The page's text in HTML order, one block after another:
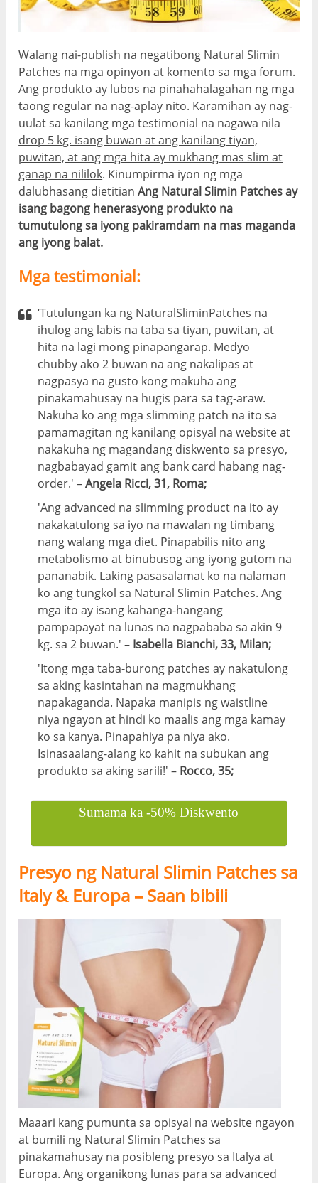
Walang nai-publish na negatibong Natural Slimin
Patches na mga opinyon at komento sa mga forum.
Ang produkto ay lubos na pinahahalagahan ng mga
taong regular na nag-aplay nito. Karamihan ay nag-
uulat sa kanilang mga testimonial na nagawa nila
drop 5 kg. isang buwan at ang kanilang tiyan,
puwitan, at ang mga hita ay mukhang mas slim at
ganap na nililok. Kinumpirma iyon ng mga
dalubhasang dietitianAng Natural Slimin Patches ay
isang bagong henerasyong produkto na
tumutulong sa iyong pakiramdam na mas maganda
ang iyong balat.
Mga testimonial:
‘Tutulungan ka ng NaturalSliminPatches na
ihulog ang labis na taba sa tiyan, puwitan, at
hita na lagi mong pinapangarap. Medyo
chubby ako 2 buwan na ang nakalipas at
nagpasya na gusto kong makuha ang
pinakamahusay na hugis para sa tag-araw.
Nakuha ko ang mga slimming patch na ito sa
pamamagitan ng kanilang opisyal na website at
nakakuha ng magandang diskwento sa presyo,
nagbabayad gamit ang bank card habang nag-
order.' –Angela Ricci, 31, Roma;
'Ang advanced na slimming product na ito ay
nakakatulong sa iyo na mawalan ng timbang
nang walang mga diet. Pinapabilis nito ang
metabolismo at binubusog ang iyong gutom na
pananabik. Laking pasasalamat ko na nalaman
ko ang tungkol sa Natural Slimin Patches. Ang
mga ito ay isang kahanga-hangang
pampapayat na lunas na nagpababa sa akin 9
kg. sa 2 buwan.' – Isabella Bianchi, 33, Milan;
'Itong mga taba-burong patches ay nakatulong
sa aking kasintahan na magmukhang
napakaganda. Napaka manipis ng waistline
niya ngayon at hindi ko maalis ang mga kamay
ko sa kanya. Pinapahiya pa niya ako.
Isinasaalang-alang ko kahit na subukan ang
produkto sa aking sarili!' – Rocco, 35;
Sumama ka -50% Diskwento
Presyo ng Natural Slimin Patches sa
Italy & Europa – Saan bibili
Maaari kang pumunta sa opisyal na website ngayon
at bumili ng Natural Slimin Patches sa
pinakamahusay na posibleng presyo sa Italya at
Europa. Ang organikong lunas para sa advanced